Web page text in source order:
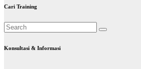
Cari Training
Konsultasi & Informasi